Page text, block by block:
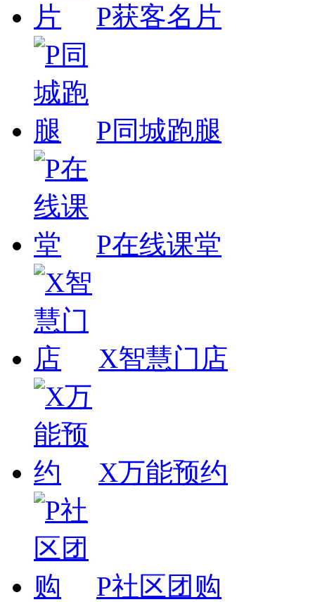
P获客名片
P同城跑腿
P在线课堂
X智慧门店
X万能预约
P社区团购